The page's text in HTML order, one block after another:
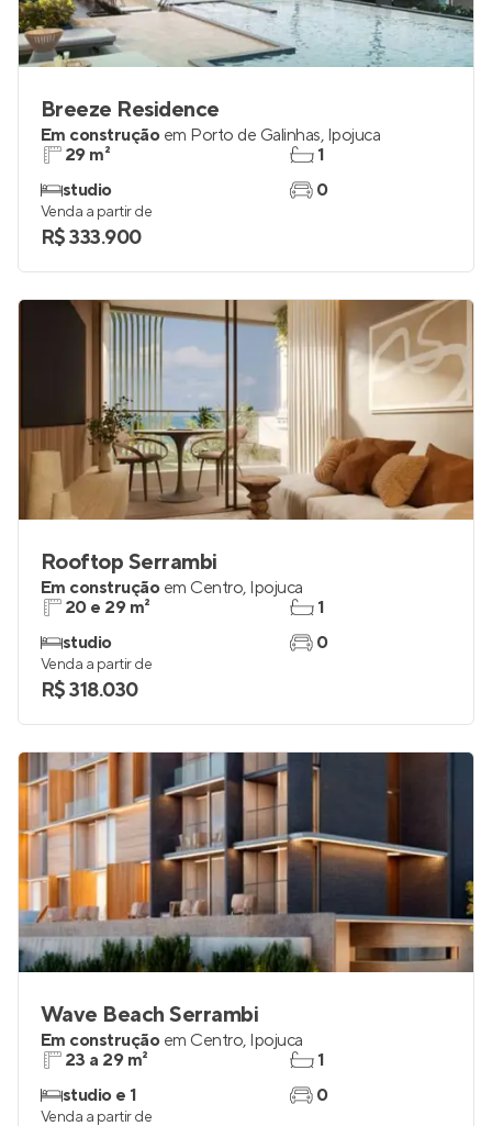
Breeze Residence
Em construção em Porto de Galinhas, Ipojuca
29 m²
studio
1
0
Venda a partir de
R$ 333.900
Rooftop Serrambi
Em construção em Centro, Ipojuca
20 e 29 m²
studio
1
0
Venda a partir de
R$ 318.030
Wave Beach Serrambi
Em construção em Centro, Ipojuca
23 a 29 m²
studio e 1
1
0
Venda a partir de